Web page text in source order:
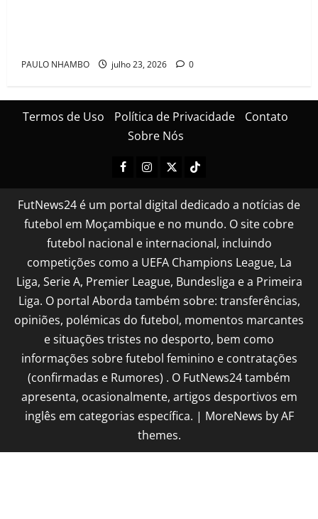
PAULO NHAMBO julho 23, 2026 0
Termos de Uso Política de Privacidade
Contato
Sobre Nós
FutNews24 é um portal digital dedicado a notícias de
futebol em Moçambique e no mundo. O site cobre
futebol nacional e internacional, incluindo
competições como a UEFA Champions League, La
Liga, Serie A, Premier League, Bundesliga e a Primeira
Liga. O portal Aborda também sobre: transferências,
opiniões, polémicas do futebol, momentos marcantes
e situações tristes no desporto, bem como
informações sobre futebol feminino e contratações
(confirmadas e Rumores) . O FutNews24 também
apresenta, ocasionalmente, artigos desportivos em
inglês em categorias específica. | MoreNews by AF
themes.